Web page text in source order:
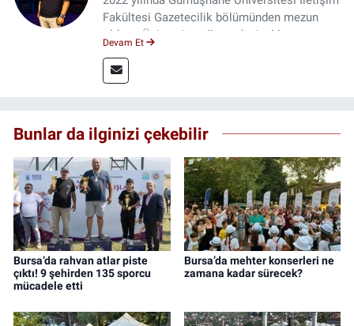
Fakültesi Gazetecilik bölümünden mezun
oldum. Üniversite yıllarımda 4 yıl boyunca
saha deneyimi kazandım. 2023 yılından beri
Genç Gazete'de okurlarımıza haber
Devam Et
Bunlar da ilginizi çekebilir
Bursa’da rahvan atlar piste
çıktı! 9 şehirden 135 sporcu
mücadele etti
Bursa’da mehter konserleri ne
zamana kadar sürecek?